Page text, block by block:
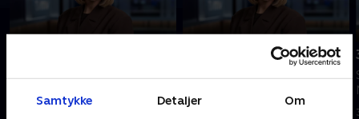
Samtykke Detaljer Om
MIDTVEST.